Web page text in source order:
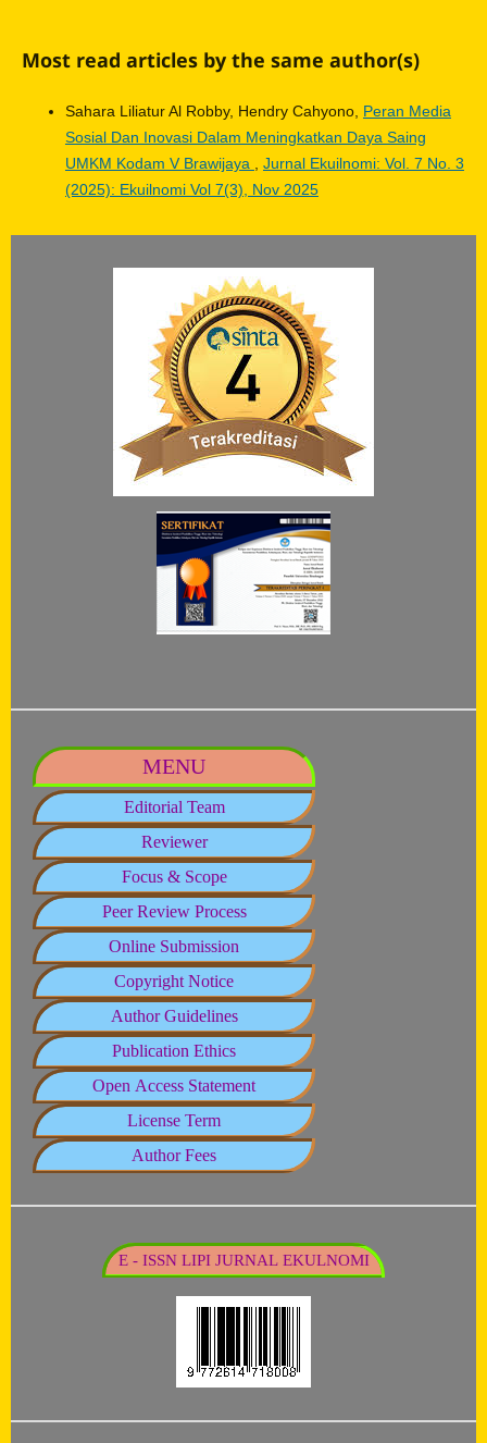
Most read articles by the same author(s)
Sahara Liliatur Al Robby, Hendry Cahyono, Peran Media
Sosial Dan Inovasi Dalam Meningkatkan Daya Saing
UMKM Kodam V Brawijaya
Jurnal Ekuilnomi: Vol. 7 No. 3
(2025): Ekuilnomi Vol 7(3), Nov 2025
MENU
Editorial Team
Reviewer
Focus & Scope
Peer Review Process
Online Submission
Copyright Notice
Author Guidelines
Publication Ethics
Open Access Statement
License Term
Author Fees
E - ISSN LIPI JURNAL EKULNOMI